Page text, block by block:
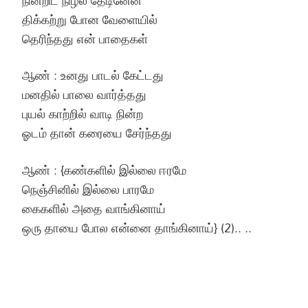
திக்கற்று போன வேளையில்
தெரிந்தது என் பாதைகள்
ஆண் : உனது பாடல் கேட்டது
மனதில் பாலை வார்த்தது
புயல் காற்றில் வாடி நின்ற
ஓடம் தான் கரையை சேர்ந்தது
ஆண் : {கண்களில் இல்லை ஈரமே
நெஞ்சினில் இல்லை பாரமே
கைகளில் அதை வாங்கினாய்
ஒரு தாயை போல என்னை தாங்கினாய்} (2).. ..